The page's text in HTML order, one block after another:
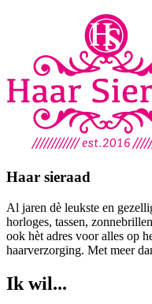
Haar sieraad
Al jaren dè leukste en
horloges, tassen,
ook hèt adres voor alles op
haarverzorging. Met meer
Ik wil...